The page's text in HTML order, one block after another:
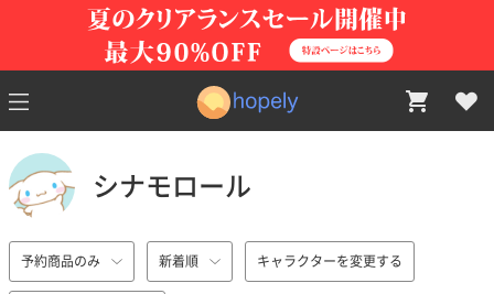
シナモロール
予約商品のみ 新着順 キャラクターを変更する